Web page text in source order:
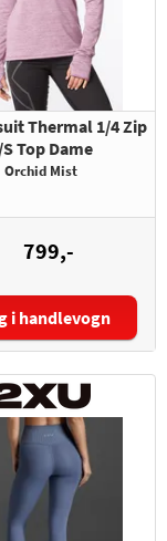
Thermal 1/4 Zip
Top Dame
Orchid Mist
799,-
i handlevogn